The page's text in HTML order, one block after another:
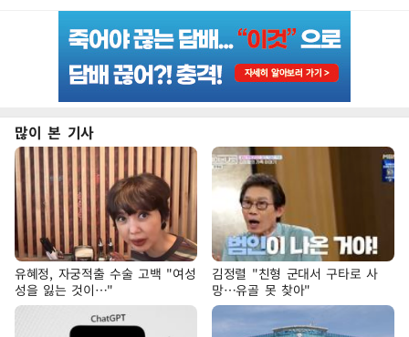
많이 본 기사
유혜정, 자궁적출 수술 고백 "여성
성을 잃는 것이…"
김정렬 "친형 군대서 구타로 사
망…유골 못 찾아"